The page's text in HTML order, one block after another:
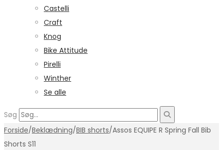
Castelli
Craft
Knog
Bike Attitude
Pirelli
Winther
Se alle
Søg
Forside/Beklædning/BIB shorts/Assos EQUIPE R Spring Fall Bib
Shorts S11